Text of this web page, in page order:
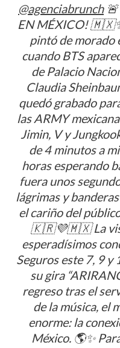
@agenciabrunch
EN MÉXICO!
pintó de morado
cuando BTS
de Palacio
Claudia
quedó grabado
las ARMY
Jimin, V y
de 4 minutos a
horas esperando
fuera unos
lágrimas y
el cariño del
🇰🇷💜🇲🇽 La
esperadísimos
Seguros este 7, 9 y
su gira
regreso tras el
de la música, el
enorme: la
México. 🌎✨